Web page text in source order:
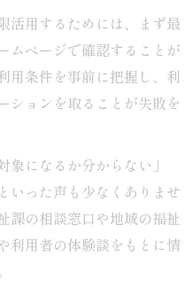
活用するためには、まず最
ムページで確認することが
用条件を事前に把握し、利
ションを取ることが失敗を
になるか分からない」
いった声も少なくありませ
課の相談窓口や地域の福祉
利用者の体験談をもとに情